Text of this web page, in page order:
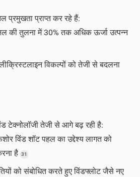
प्रमुखता प्राप्त कर रहे हैं:
की तुलना में 30% तक अधिक ऊर्जा उत्पन्न
विकल्पों को तेजी से बदलना
टेक्नोलॉजी तेजी से आगे बढ़ रही है:
विंड शॉट पहल का उद्देश्य लागत को
है 31
को संबोधित करते हुए विंडफ्लोट जैसे नए